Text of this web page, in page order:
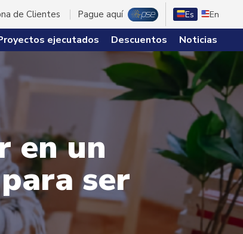
de Clientes Pague aquí Es En
ejecutados Descuentos Noticias
en un
ser